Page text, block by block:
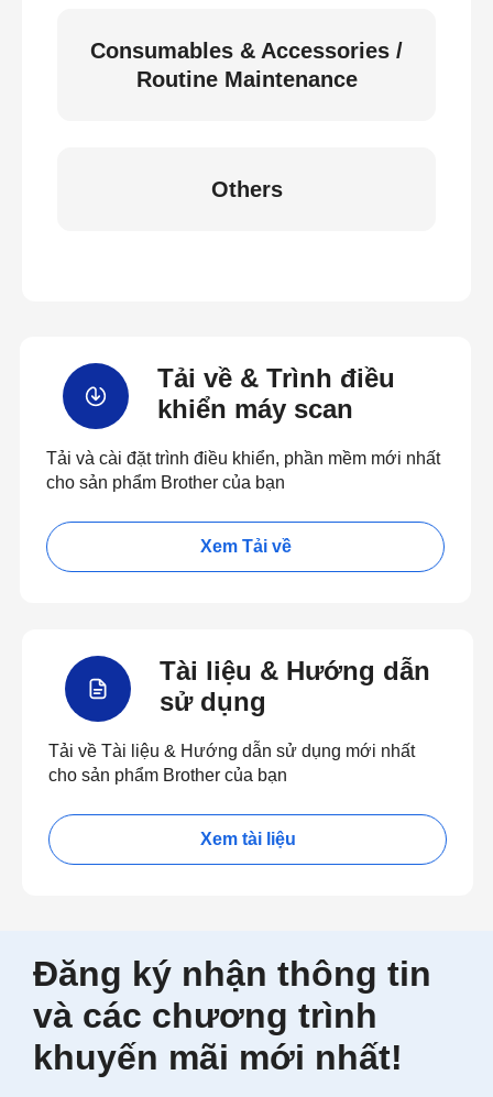
Consumables & Accessories /
Routine Maintenance
Others
Tải về & Trình điều
khiển máy scan
Tải và cài đặt trình điều khiển, phần mềm mới nhất
cho sản phẩm Brother của bạn
Xem Tải về
Tài liệu & Hướng dẫn
sử dụng
Tải về Tài liệu & Hướng dẫn sử dụng mới nhất
cho sản phẩm Brother của bạn
Xem tài liệu
Đăng ký nhận thông tin
và các chương trình
khuyến mãi mới nhất!